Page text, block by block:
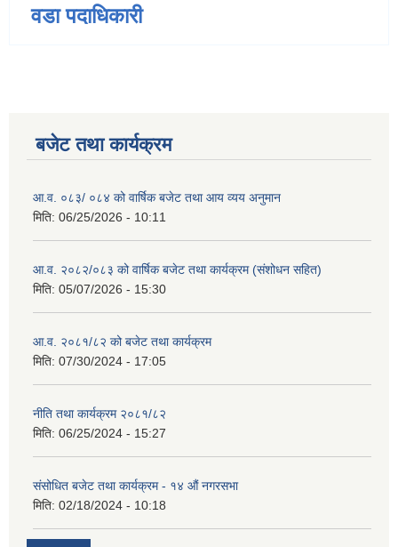
वडा पदाधिकारी
बजेट तथा कार्यक्रम
आ.व. ०८३/ ०८४ को वार्षिक बजेट तथा आय व्यय अनुमान
मिति: 06/25/2026 - 10:11
आ.व. २०८२/०८३ को वार्षिक बजेट तथा कार्यक्रम (संशोधन सहित)
मिति: 05/07/2026 - 15:30
आ.व. २०८१/८२ को बजेट तथा कार्यक्रम
मिति: 07/30/2024 - 17:05
नीति तथा कार्यक्रम २०८१/८२
मिति: 06/25/2024 - 15:27
संसोधित बजेट तथा कार्यक्रम - १४ औं नगरसभा
मिति: 02/18/2024 - 10:18